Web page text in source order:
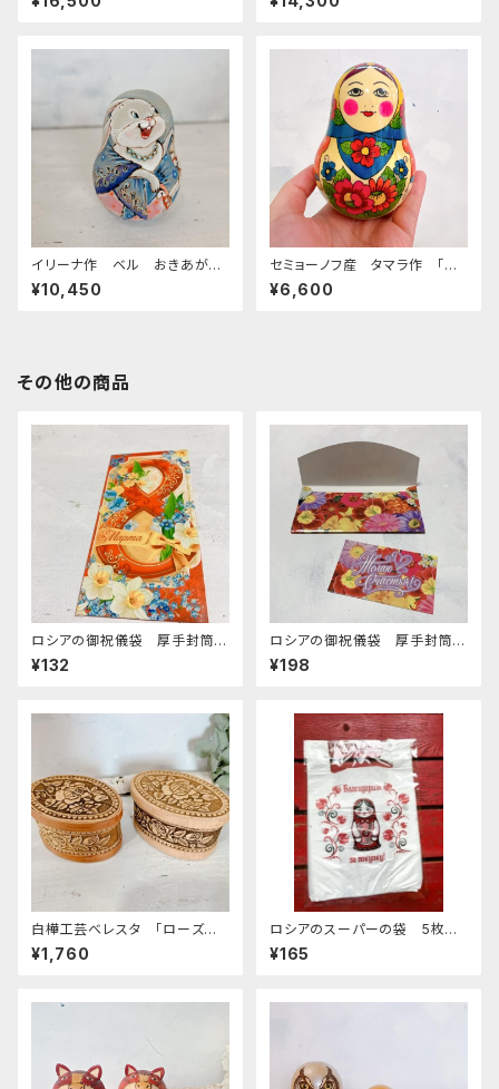
つ つまみ食いの女の子】 １
がりこぼし 「バレエとボリショ
イリーナ作 ベル おきあがり
こぼし （ベル型・ブルーのプラ
トーク） ８5ｃｍ
¥10,450
セミョーノフ産 タマラ作 「お
¥6,600
その他の商品
ロシアの御祝儀袋 厚手封筒
E-284 「3/8 国際婦人デー
ロゴ」
¥132
ロシアの御祝儀袋 厚手封筒
E-280 「花 カード付 」
¥198
白樺工芸ベレスタ 「ローズ
楕円」 BE038
¥1,760
ロシアのスーパーの袋 5枚セ
ット "マトリョーシカ"
¥165